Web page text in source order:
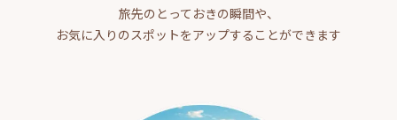
旅先のとっておきの瞬間や、
お気に入りのスポットをアップすることができます